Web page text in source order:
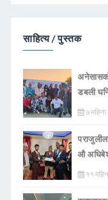
साहित्य / पुस्तक
डबली
७
औ
११